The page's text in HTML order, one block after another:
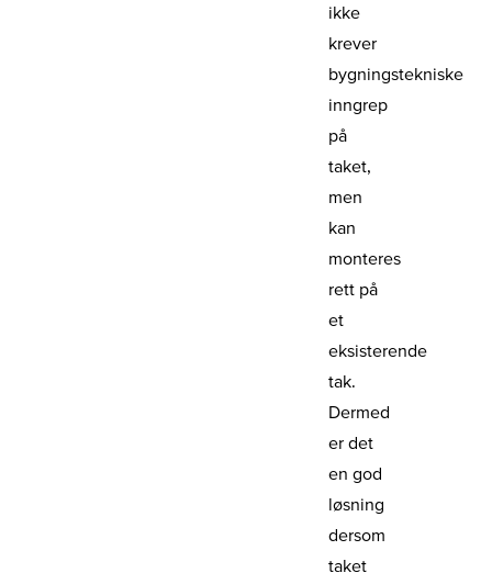
ikke
krever
bygningstekniske
inngrep
på
taket,
men
kan
monteres
rett på
et
eksisterende
tak.
Dermed
er det
en god
løsning
dersom
taket